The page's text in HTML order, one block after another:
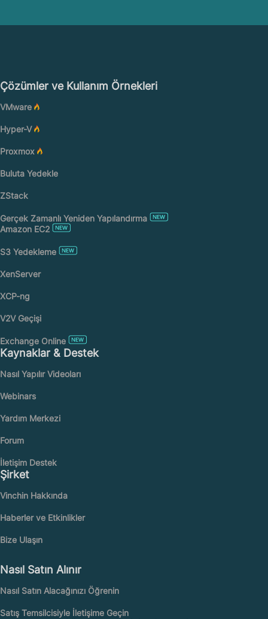
Çözümler ve Kullanım Örnekleri
VMware
Hyper-V
Proxmox
Buluta Yedekle
ZStack
Gerçek Zamanlı Yeniden Yapılandırma
Amazon EC2
S3 Yedekleme
XenServer
XCP-ng
V2V Geçişi
Exchange Online
Kaynaklar & Destek
Nasıl Yapılır Videoları
Webinars
Yardım Merkezi
Forum
İletişim Destek
Şirket
Vinchin Hakkında
Haberler ve Etkinlikler
Bize Ulaşın
Nasıl Satın Alınır
Nasıl Satın Alacağınızı Öğrenin
Satış Temsilcisiyle İletişime Geçin